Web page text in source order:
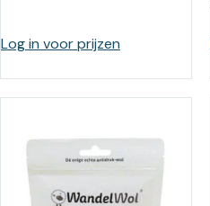
Log in voor prijzen